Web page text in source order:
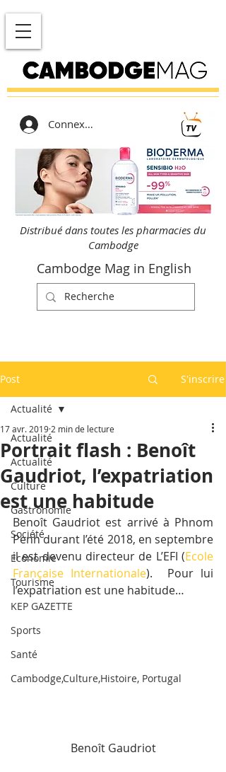
Connexion
Distribué dans toutes les pharmacies du
Cambodge
Cambodge Mag in English
Post S'inscrire
Actualité
Actualité
Culture
Gastronomie
Société
Economie
Tourisme
KEP GAZETTE
Sports
Santé
Cambodge,Culture,Histoire, Portugal
Actualité
Portrait flash : Benoît
Gaudriot, l’expatriation
est une habitude
17 avr. 2019 2 min de lecture
Benoît Gaudriot est arrivé à Phnom
Penh durant l’été 2018, en septembre
il est devenu directeur de L’EFI (Ecole
Française Internationale).  Pour lui
l’expatriation est une habitude…
Benoît Gaudriot